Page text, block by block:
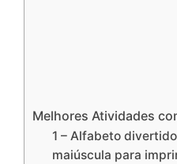
Melhores Atividades
1 – Alfabeto
maiúscula para